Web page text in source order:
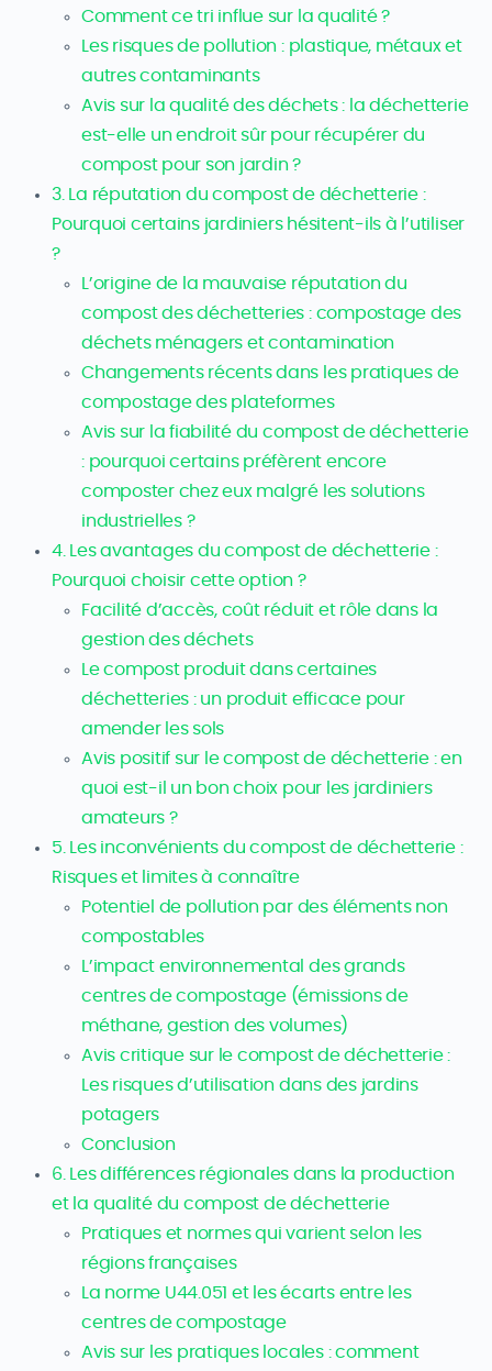
Comment ce tri influe sur la qualité ?
Les risques de pollution : plastique, métaux et
autres contaminants
Avis sur la qualité des déchets : la déchetterie
est-elle un endroit sûr pour récupérer du
compost pour son jardin ?
3. La réputation du compost de déchetterie :
Pourquoi certains jardiniers hésitent-ils à l’utiliser
?
L’origine de la mauvaise réputation du
compost des déchetteries : compostage des
déchets ménagers et contamination
Changements récents dans les pratiques de
compostage des plateformes
Avis sur la fiabilité du compost de déchetterie
: pourquoi certains préfèrent encore
composter chez eux malgré les solutions
industrielles ?
4. Les avantages du compost de déchetterie :
Pourquoi choisir cette option ?
Facilité d’accès, coût réduit et rôle dans la
gestion des déchets
Le compost produit dans certaines
déchetteries : un produit efficace pour
amender les sols
Avis positif sur le compost de déchetterie : en
quoi est-il un bon choix pour les jardiniers
amateurs ?
5. Les inconvénients du compost de déchetterie :
Risques et limites à connaître
Potentiel de pollution par des éléments non
compostables
L’impact environnemental des grands
centres de compostage (émissions de
méthane, gestion des volumes)
Avis critique sur le compost de déchetterie :
Les risques d’utilisation dans des jardins
potagers
Conclusion
6. Les différences régionales dans la production
et la qualité du compost de déchetterie
Pratiques et normes qui varient selon les
régions françaises
La norme U44.051 et les écarts entre les
centres de compostage
Avis sur les pratiques locales : comment